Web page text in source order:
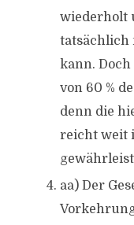
wiederholt
tatsächlich
kann.
von 60 %
denn die
reicht weit
aa) Der